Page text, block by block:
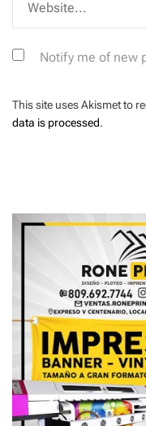
Notify me of new
This site uses Akismet to
data is processed.